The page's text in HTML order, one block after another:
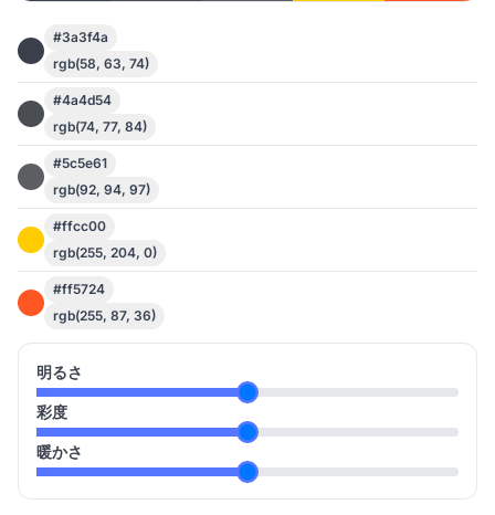
#3a3f4a
rgb(58, 63, 74)
#4a4d54
rgb(74, 77, 84)
#5c5e61
rgb(92, 94, 97)
#ffcc00
rgb(255, 204, 0)
#ff5724
rgb(255, 87, 36)
明るさ
彩度
暖かさ